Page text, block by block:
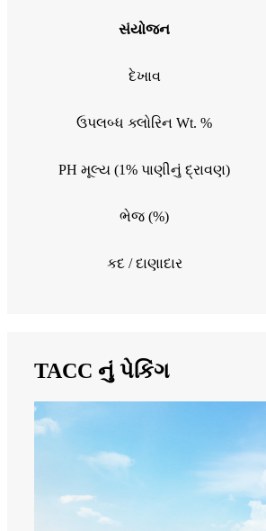
સંયોજન
દેખાવ
ઉપલબ્ધ ક્લોરિન Wt. %
PH મૂલ્ય (1% પાણીનું દ્રાવણ)
ભેજ (%)
કદ / દાણાદાર
TACC નું પેકિંગ